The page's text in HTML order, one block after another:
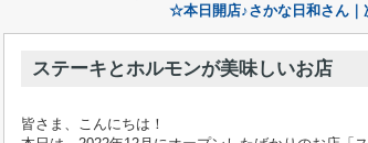
☆本日開店♪さかな日和さん
ステーキとホルモンが美味しいお店
皆さま、こんにちは！